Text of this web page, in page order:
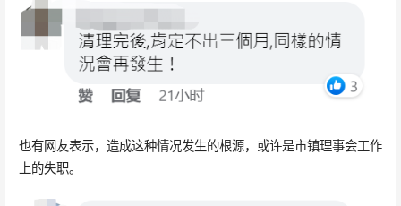
也有网友表示，造成这种情况发生的根源，或许是市镇理事会工作
上的失职。